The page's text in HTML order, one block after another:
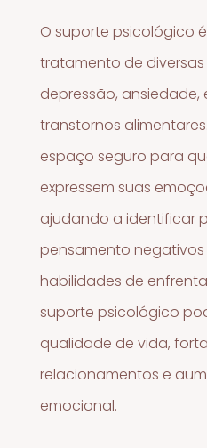
O suporte psicológico
tratamento de
depressão, ansiedade,
transtornos
espaço seguro para
expressem suas
ajudando a identificar
pensamento
habilidades de
suporte psicológico
qualidade de vida,
relacionamentos e
emocional.